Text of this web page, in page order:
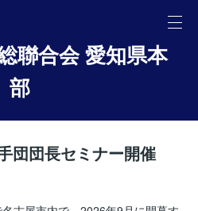
聯合会 愛知県本
部
団団長セミナー開催